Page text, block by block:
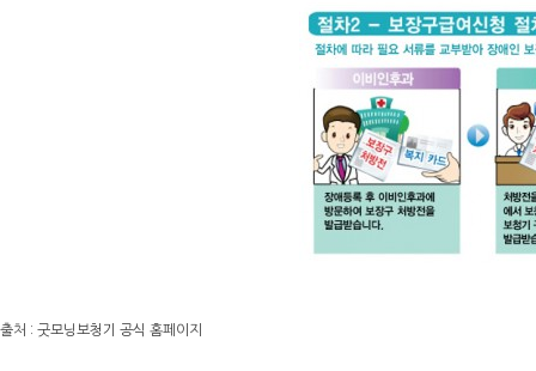
출처 : 굿모닝보청기 공식 홈페이지